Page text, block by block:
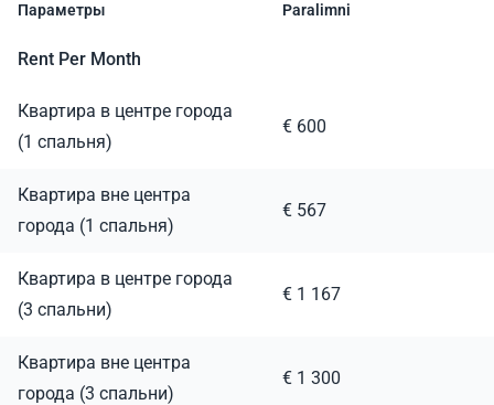
Параметры Paralimni
Rent Per Month
Квартира в центре города
(1 спальня)
€ 600
Квартира вне центра
города (1 спальня)
€ 567
Квартира в центре города
(3 спальни)
€ 1 167
Квартира вне центра
города (3 спальни)
€ 1 300